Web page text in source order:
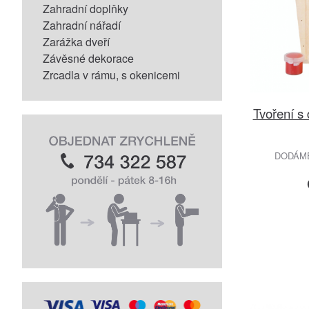
Zahradní doplňky
Zahradní nářadí
Zarážka dveří
Závěsné dekorace
Zrcadla v rámu, s okenicemi
Tvoření s